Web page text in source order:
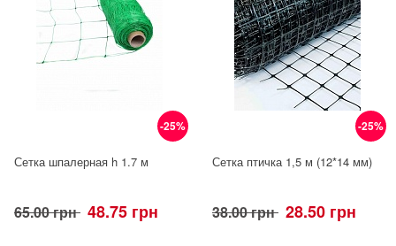
-25%
Сетка шпалерная h 1.7 м
65.00 грн 48.75 грн
-25%
Сетка птичка 1,5 м (12*14 мм)
38.00 грн 28.50 грн